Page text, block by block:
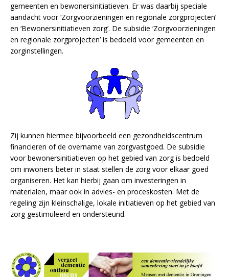
gemeenten en bewonersinitiatieven. Er was daarbij speciale
aandacht voor ‘Zorgvoorzieningen en regionale zorgprojecten’
en ‘Bewonersinitiatieven zorg’. De subsidie ‘Zorgvoorzieningen
en regionale zorgprojecten’ is bedoeld voor gemeenten en
zorginstellingen.
Zij kunnen hiermee bijvoorbeeld een gezondheidscentrum
financieren of de overname van zorgvastgoed. De subsidie
voor bewonersinitiatieven op het gebied van zorg is bedoeld
om inwoners beter in staat stellen de zorg voor elkaar goed
organiseren. Het kan hierbij gaan om investeringen in
materialen, maar ook in advies- en proceskosten. Met de
regeling zijn kleinschalige, lokale initiatieven op het gebied van
zorg gestimuleerd en ondersteund.